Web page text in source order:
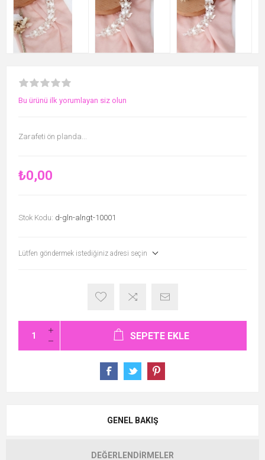
Bu ürünü ilk yorumlayan siz olun
Zarafeti ön planda...
₺0,00
Stok Kodu: d-gln-alngt-10001
Lütfen göndermek istediğiniz adresi seçin
SEPETE EKLE
GENEL BAKIŞ
DEĞERLENDIRMELER